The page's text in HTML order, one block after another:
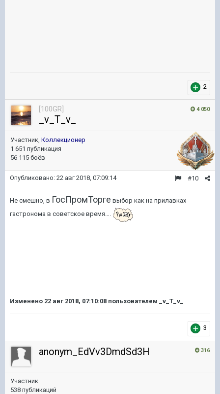
2
4 050
[100GR]
_v_T_v_
Участник, Коллекционер
1 651 публикация
56 115 боёв
#10
Опубликовано: 22 авг 2018, 07:09:14
Не смешно, в ГосПромТорге выбор как на прилавках
гастронома в советское время….
Изменено 22 авг 2018, 07:10:08 пользователем _v_T_v_
3
316
anonym_EdVv3DmdSd3H
Участник
538 публикаций